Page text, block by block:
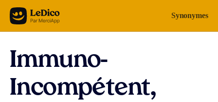
Aller au contenu Synonymes
Immuno-
Incompétent,